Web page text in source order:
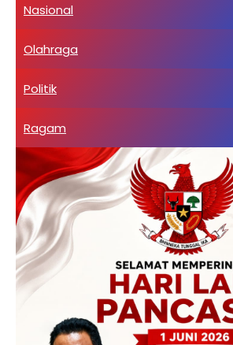
Nasional
Olahraga
Politik
Ragam